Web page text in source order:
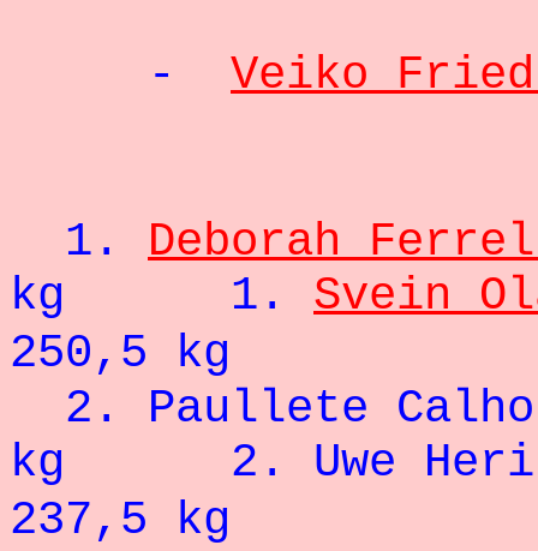
- Veiko
1. Deborah
kg 1. Svein
250,5 kg
2. Paullete
kg 2. Uwe
237,5 kg